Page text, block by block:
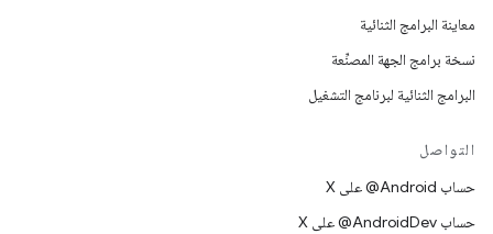
معاينة البرامج الثنائية
نسخة برامج الجهة المصنِّعة
البرامج الثنائية لبرنامج التشغيل
التواصل
حساب ‎@Android على X
حساب ‎@AndroidDev على X